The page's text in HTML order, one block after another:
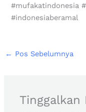
#mufakatindonesia
#indonesiaberamal
← Pos Sebelumnya
Tinggalkan